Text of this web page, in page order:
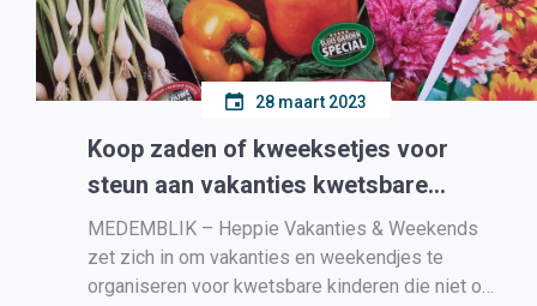
28 maart 2023
Koop zaden of kweeksetjes voor
steun aan vakanties kwetsbare
kinderen
MEDEMBLIK – Heppie Vakanties & Weekends
zet zich in om vakanties en weekendjes te
organiseren voor kwetsbare kinderen die niet op